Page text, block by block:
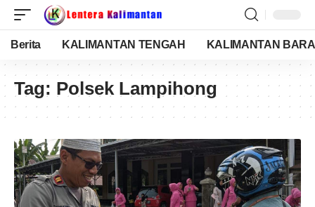
Berita KALIMANTAN TENGAH KALIMANTAN
Tag: Polsek Lampihong